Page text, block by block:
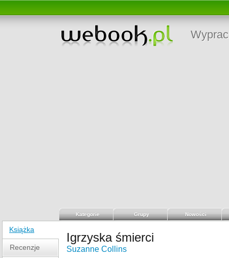
Kategorie Grupy Nowości
Książka
Recenzje
Igrzyska śmierci
Suzanne Collins